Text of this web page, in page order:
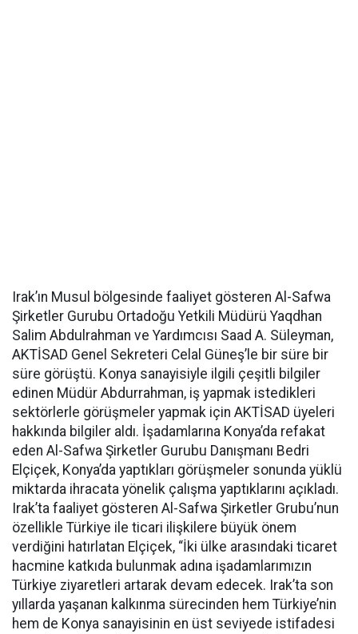
Irak’ın Musul bölgesinde faaliyet gösteren Al-Safwa
Şirketler Gurubu Ortadoğu Yetkili Müdürü Yaqdhan
Salim Abdulrahman ve Yardımcısı Saad A. Süleyman,
AKTİSAD Genel Sekreteri Celal Güneş’le bir süre bir
süre görüştü. Konya sanayisiyle ilgili çeşitli bilgiler
edinen Müdür Abdurrahman, iş yapmak istedikleri
sektörlerle görüşmeler yapmak için AKTİSAD üyeleri
hakkında bilgiler aldı. İşadamlarına Konya’da refakat
eden Al-Safwa Şirketler Gurubu Danışmanı Bedri
Elçiçek, Konya’da yaptıkları görüşmeler sonunda yüklü
miktarda ihracata yönelik çalışma yaptıklarını açıkladı.
Irak’ta faaliyet gösteren Al-Safwa Şirketler Grubu’nun
özellikle Türkiye ile ticari ilişkilere büyük önem
verdiğini hatırlatan Elçiçek, “İki ülke arasındaki ticaret
hacmine katkıda bulunmak adına işadamlarımızın
Türkiye ziyaretleri artarak devam edecek. Irak’ta son
yıllarda yaşanan kalkınma sürecinden hem Türkiye’nin
hem de Konya sanayisinin en üst seviyede istifadesi